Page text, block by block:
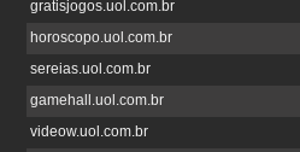
gratisjogos.uol.com.br
horoscopo.uol.com.br
sereias.uol.com.br
gamehall.uol.com.br
videow.uol.com.br